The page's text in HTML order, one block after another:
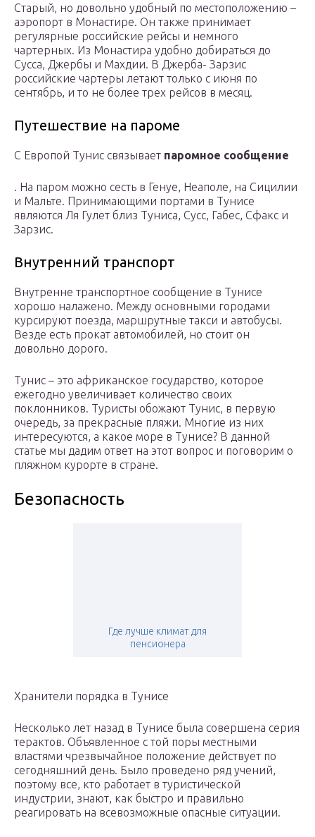
Старый, но довольно удобный по местоположению –
аэропорт в Монастире. Он также принимает
регулярные российские рейсы и немного
чартерных. Из Монастира удобно добираться до
Сусса, Джербы и Махдии. В Джерба- Зарзис
российские чартеры летают только с июня по
сентябрь, и то не более трех рейсов в месяц.
Путешествие на пароме
С Европой Тунис связывает паромное сообщение
. На паром можно сесть в Генуе, Неаполе, на Сицилии
и Мальте. Принимающими портами в Тунисе
являются Ля Гулет близ Туниса, Сусс, Габес, Сфакс и
Зарзис.
Внутренний транспорт
Внутренне транспортное сообщение в Тунисе
хорошо налажено. Между основными городами
курсируют поезда, маршрутные такси и автобусы.
Везде есть прокат автомобилей, но стоит он
довольно дорого.
Тунис – это африканское государство, которое
ежегодно увеличивает количество своих
поклонников. Туристы обожают Тунис, в первую
очередь, за прекрасные пляжи. Многие из них
интересуются, а какое море в Тунисе? В данной
статье мы дадим ответ на этот вопрос и поговорим о
пляжном курорте в стране.
Безопасность
Где лучше климат для
пенсионера
Хранители порядка в Тунисе
Несколько лет назад в Тунисе была совершена серия
терактов. Объявленное с той поры местными
властями чрезвычайное положение действует по
сегодняшний день. Было проведено ряд учений,
поэтому все, кто работает в туристической
индустрии, знают, как быстро и правильно
реагировать на всевозможные опасные ситуации.